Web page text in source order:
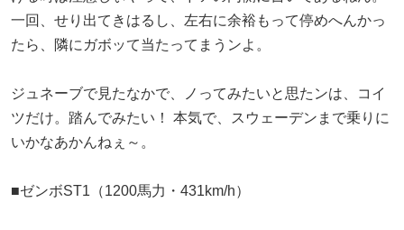
一回、せり出てきはるし、左右に余裕もって停めへんかっ
たら、隣にガボッて当たってまうンよ。
ジュネーブで見たなかで、ノってみたいと思たンは、コイ
ツだけ。踏んでみたい！ 本気で、スウェーデンまで乗りに
いかなあかんねぇ～。
■ゼンボST1（1200馬力・431km/h）